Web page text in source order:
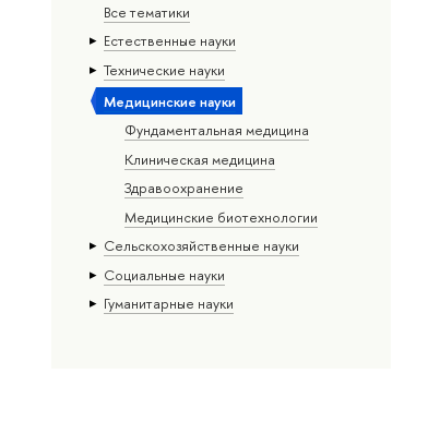
Все тематики
Естественные науки
Тех­ничес­кие науки
Медицинские науки
Фундаментальная медицина
Клиническая медицина
Здравоохранение
Медицинские биотехнологии
Сельскохозяйственные науки
Социальные науки
Гуманитарные науки